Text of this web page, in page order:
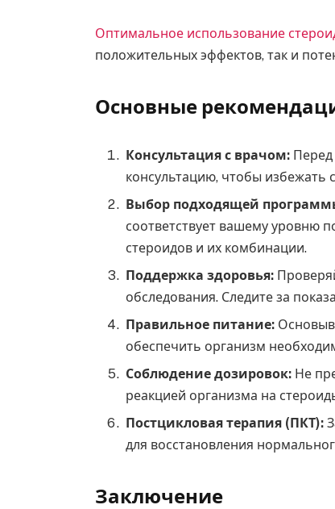
Оптимальное использование
положительных эффектов, так и
Основные
Консультация с врачом:Перед
консультацию, чтобы избежать
Выбор подходящей
соответствует вашему уровню
стероидов и их комбинации.
Поддержка здоровья:
обследования. Следите за
Правильное питание:
обеспечить организм
Соблюдение дозировок:Не
реакцией организма на
Постцикловая терапия (ПКТ):
для восстановления
Заключение